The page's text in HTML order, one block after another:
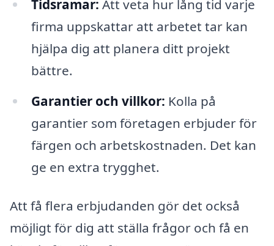
Tidsramar: Att veta hur lång tid varje
firma uppskattar att arbetet tar kan
hjälpa dig att planera ditt projekt
bättre.
Garantier och villkor: Kolla på
garantier som företagen erbjuder för
färgen och arbetskostnaden. Det kan
ge en extra trygghet.
Att få flera erbjudanden gör det också
möjligt för dig att ställa frågor och få en